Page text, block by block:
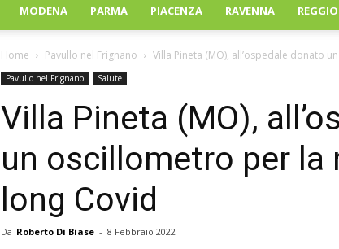
MODENA PARMA PIACENZA RAVENNA
Home Pavullo nel Frignano Villa Pineta (MO), all’ospedale donato
Pavullo nel Frignano Salute
Villa Pineta (MO),
un oscillometro per la
long Covid
Da Roberto Di Biase - 8 Febbraio 2022